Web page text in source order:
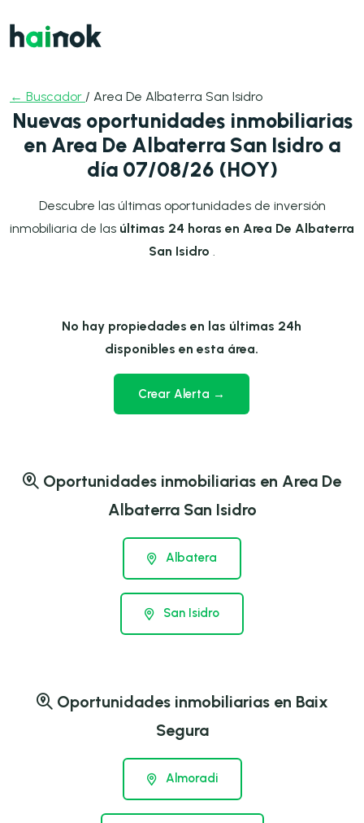
← Buscador / Area De Albaterra San Isidro
Nuevas oportunidades inmobiliarias
en Area De Albaterra San Isidro a
día 07/08/26 (HOY)
Descubre las últimas oportunidades de inversión
inmobiliaria de las últimas 24 horas en Area De Albaterra
San Isidro
No hay propiedades en las últimas 24h
disponibles en esta área.
Crear Alerta →
Oportunidades inmobiliarias en Area De
Albaterra San Isidro
Albatera
San Isidro
Oportunidades inmobiliarias en Baix
Segura
Almoradi